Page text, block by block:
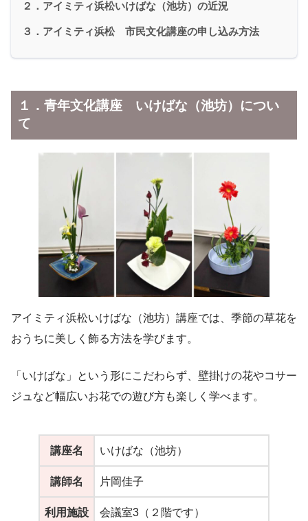
２．アイミティ浜松いけばな（池坊）の近況
３．アイミティ浜松 市民文化講座の申し込み方法
１． 青年文化講座 いけばな（池坊）につい
て
アイミティ浜松いけばな（池坊）講座では、季節の草花を
おうちに美しく飾る方法を学びます。
「いけばな」という形にこだわらず、壁掛けの花やコサー
ジュなど幅広いお花での遊び方も楽しく学べます。
講座名 いけばな（池坊）
講師名 片岡佳子
利用施設 会議室3（２階です）